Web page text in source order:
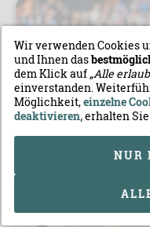
Wir verwenden Cookies
und Ihnen das
dem Klick auf „Alle
einverstanden.
Möglichkeit,einzelne
deaktivieren,erhalten
NUR